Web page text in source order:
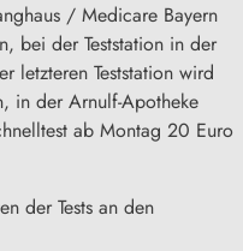
/ Medicare Bayern
bei der Teststation in der
letzteren Teststation wird
in der Arnulf-Apotheke
ab Montag 20 Euro
der Tests an den